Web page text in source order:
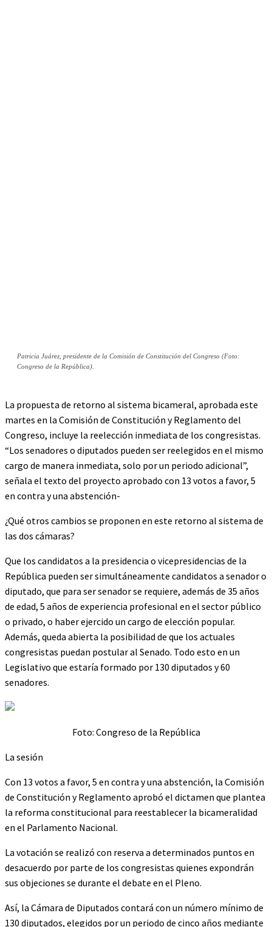
Patricia Juárez, presidente de la Comisión de Constitución del Congreso (Foto:
Congreso de la República).
La propuesta de retorno al sistema bicameral, aprobada este
martes en la Comisión de Constitución y Reglamento del
Congreso, incluye la reelección inmediata de los congresistas.
“Los senadores o diputados pueden ser reelegidos en el mismo
cargo de manera inmediata, solo por un periodo adicional”,
señala el texto del proyecto aprobado con 13 votos a favor, 5
en contra y una abstención-
¿Qué otros cambios se proponen en este retorno al sistema de
las dos cámaras?
Que los candidatos a la presidencia o vicepresidencias de la
República pueden ser simultáneamente candidatos a senador o
diputado, que para ser senador se requiere, además de 35 años
de edad, 5 años de experiencia profesional en el sector público
o privado, o haber ejercido un cargo de elección popular.
Además, queda abierta la posibilidad de que los actuales
congresistas puedan postular al Senado. Todo esto en un
Legislativo que estaría formado por 130 diputados y 60
senadores.
Foto: Congreso de la República
La sesión
Con 13 votos a favor, 5 en contra y una abstención, la Comisión
de Constitución y Reglamento aprobó el dictamen que plantea
la reforma constitucional para reestablecer la bicameralidad
en el Parlamento Nacional.
La votación se realizó con reserva a determinados puntos en
desacuerdo por parte de los congresistas quienes expondrán
sus objeciones se durante el debate en el Pleno.
Así, la Cámara de Diputados contará con un número mínimo de
130 diputados, elegidos por un periodo de cinco años mediante